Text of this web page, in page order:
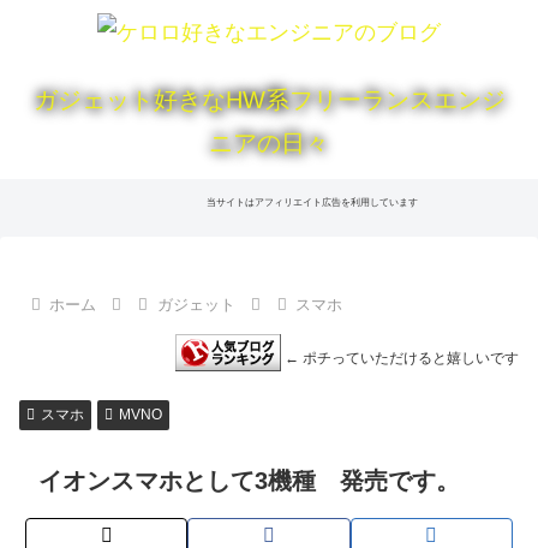
ガジェット好きなHW系フリーランスエンジ
ニアの日々
当サイトはアフィリエイト広告を利用しています
ホーム ガジェット スマホ
← ポチっていただけると嬉しいです
スマホ MVNO
イオンスマホとして3機種 発売です。